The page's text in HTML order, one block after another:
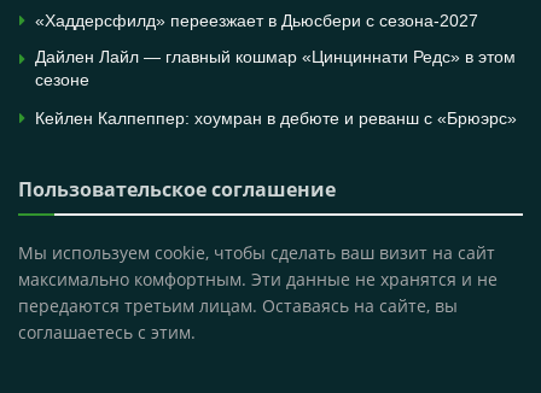
«Хаддерсфилд» переезжает в Дьюсбери с сезона-2027
Дайлен Лайл — главный кошмар «Цинциннати Редс» в этом
сезоне
Кейлен Калпеппер: хоумран в дебюте и реванш с «Брюэрс»
Пользовательское соглашение
Мы используем cookie, чтобы сделать ваш визит на сайт
максимально комфортным. Эти данные не хранятся и не
передаются третьим лицам. Оставаясь на сайте, вы
соглашаетесь с этим.